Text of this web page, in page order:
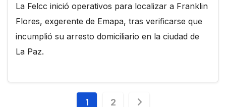
La Felcc inició operativos para localizar a Franklin
Flores, exgerente de Emapa, tras verificarse que
incumplió su arresto domiciliario en la ciudad de
La Paz.
Paginación
1 2